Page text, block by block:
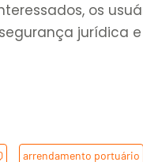
os
jurídica
arrendamento portuário